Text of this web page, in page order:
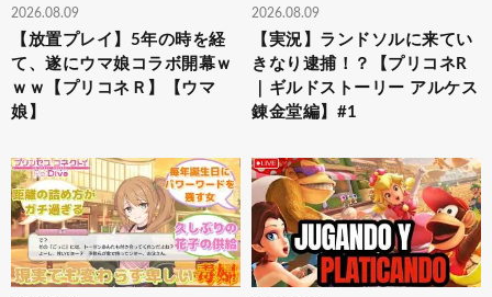
2026.08.09
【放置プレイ】5年の時を経
て、遂にウマ娘コラボ開幕ｗ
ｗｗ【プリコネＲ】【ウマ
娘】
2026.08.09
【実況】ランドソルに来てい
きなり逮捕！？【プリコネR
｜ギルドストーリー アルケス
錬金堂編】#1